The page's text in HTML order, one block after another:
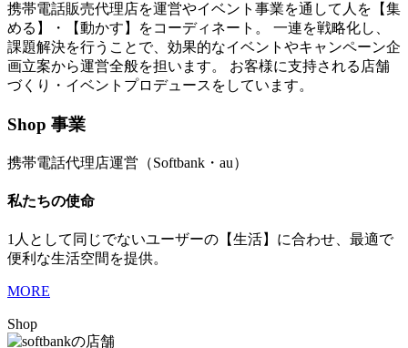
携帯電話販売代理店を運営やイベント事業を通して人を【集
める】・【動かす】をコーディネート。 一連を戦略化し、
課題解決を行うことで、効果的なイベントやキャンペーン企
画立案から運営全般を担います。 お客様に支持される店舗
づくり・イベントプロデュースをしています。
Shop 事業
携帯電話代理店運営（Softbank・au）
私たちの使命
1人として同じでないユーザーの【生活】に合わせ、最適で
便利な生活空間を提供。
MORE
Shop